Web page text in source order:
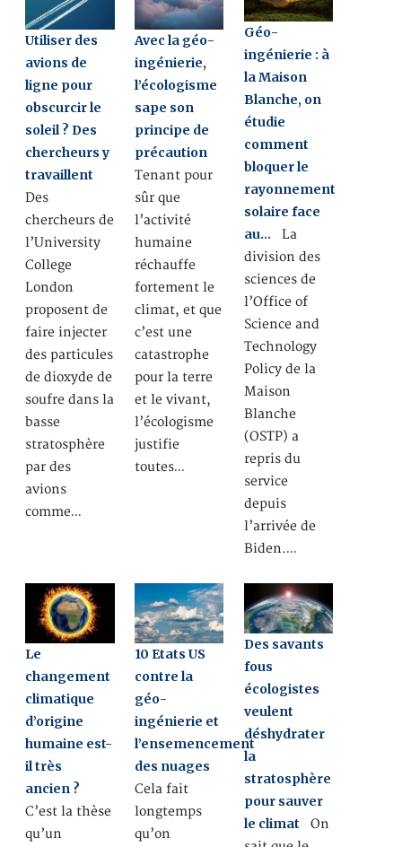
Utiliser des
avions de
ligne pour
obscurcir le
soleil ? Des
chercheurs y
travaillent
Des
chercheurs de
l’University
College
London
proposent de
faire injecter
des particules
de dioxyde de
soufre dans la
basse
stratosphère
par des
avions
comme…
Avec la géo-
ingénierie,
l’écologisme
sape son
principe de
précaution
Tenant pour
sûr que
l’activité
humaine
réchauffe
fortement le
climat, et que
c’est une
catastrophe
pour la terre
et le vivant,
l’écologisme
justifie
toutes…
Géo-
ingénierie : à
la Maison
Blanche, on
étudie
comment
bloquer le
rayonnement
solaire face
au… La
division des
sciences de
l’Office of
Science and
Technology
Policy de la
Maison
Blanche
(OSTP) a
repris du
service
depuis
l’arrivée de
Biden.…
Le
changement
climatique
d’origine
humaine est-
il très
ancien ?
C’est la thèse
qu’un
10 Etats US
contre la
géo-
ingénierie et
l’ensemencement
des nuages
Cela fait
longtemps
qu’on
Des savants
fous
écologistes
veulent
déshydrater
la
stratosphère
pour sauver
le climat On